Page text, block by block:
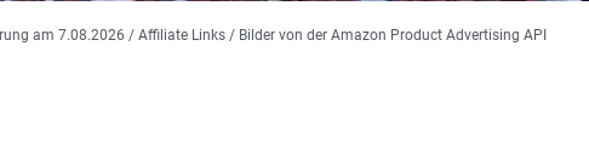
am 7.08.2026 / Affiliate Links / Bilder von der Amazon Product Advertising API